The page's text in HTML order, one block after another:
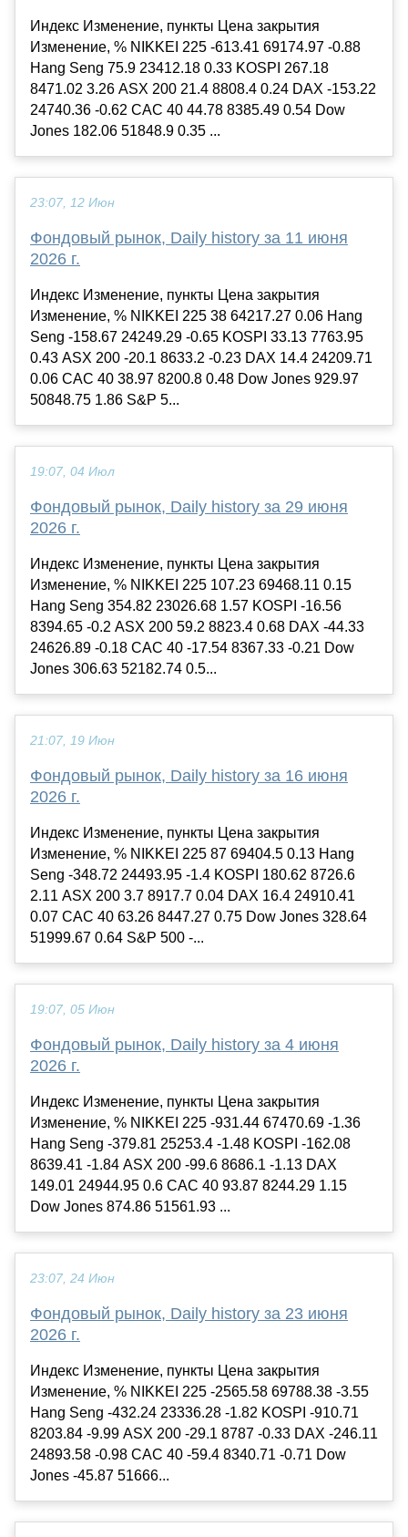
Индекс Изменение, пункты Цена закрытия
Изменение, % NIKKEI 225 -613.41 69174.97 -0.88
Hang Seng 75.9 23412.18 0.33 KOSPI 267.18
8471.02 3.26 ASX 200 21.4 8808.4 0.24 DAX -153.22
24740.36 -0.62 CAC 40 44.78 8385.49 0.54 Dow
Jones 182.06 51848.9 0.35 ...
23:07, 12 Июн
Фондовый рынок, Daily history за 11 июня
2026 г.
Индекс Изменение, пункты Цена закрытия
Изменение, % NIKKEI 225 38 64217.27 0.06 Hang
Seng -158.67 24249.29 -0.65 KOSPI 33.13 7763.95
0.43 ASX 200 -20.1 8633.2 -0.23 DAX 14.4 24209.71
0.06 CAC 40 38.97 8200.8 0.48 Dow Jones 929.97
50848.75 1.86 S&P 5...
19:07, 04 Июл
Фондовый рынок, Daily history за 29 июня
2026 г.
Индекс Изменение, пункты Цена закрытия
Изменение, % NIKKEI 225 107.23 69468.11 0.15
Hang Seng 354.82 23026.68 1.57 KOSPI -16.56
8394.65 -0.2 ASX 200 59.2 8823.4 0.68 DAX -44.33
24626.89 -0.18 CAC 40 -17.54 8367.33 -0.21 Dow
Jones 306.63 52182.74 0.5...
21:07, 19 Июн
Фондовый рынок, Daily history за 16 июня
2026 г.
Индекс Изменение, пункты Цена закрытия
Изменение, % NIKKEI 225 87 69404.5 0.13 Hang
Seng -348.72 24493.95 -1.4 KOSPI 180.62 8726.6
2.11 ASX 200 3.7 8917.7 0.04 DAX 16.4 24910.41
0.07 CAC 40 63.26 8447.27 0.75 Dow Jones 328.64
51999.67 0.64 S&P 500 -...
19:07, 05 Июн
Фондовый рынок, Daily history за 4 июня
2026 г.
Индекс Изменение, пункты Цена закрытия
Изменение, % NIKKEI 225 -931.44 67470.69 -1.36
Hang Seng -379.81 25253.4 -1.48 KOSPI -162.08
8639.41 -1.84 ASX 200 -99.6 8686.1 -1.13 DAX
149.01 24944.95 0.6 CAC 40 93.87 8244.29 1.15
Dow Jones 874.86 51561.93 ...
23:07, 24 Июн
Фондовый рынок, Daily history за 23 июня
2026 г.
Индекс Изменение, пункты Цена закрытия
Изменение, % NIKKEI 225 -2565.58 69788.38 -3.55
Hang Seng -432.24 23336.28 -1.82 KOSPI -910.71
8203.84 -9.99 ASX 200 -29.1 8787 -0.33 DAX -246.11
24893.58 -0.98 CAC 40 -59.4 8340.71 -0.71 Dow
Jones -45.87 51666...